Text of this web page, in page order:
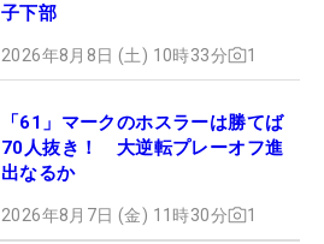
子下部
2026年8月8日 (土) 10時33分 1
「61」マークのホスラーは勝てば
70人抜き！ 大逆転プレーオフ進
出なるか
2026年8月7日 (金) 11時30分 1